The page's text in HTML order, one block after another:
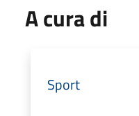
A cura di
Sport